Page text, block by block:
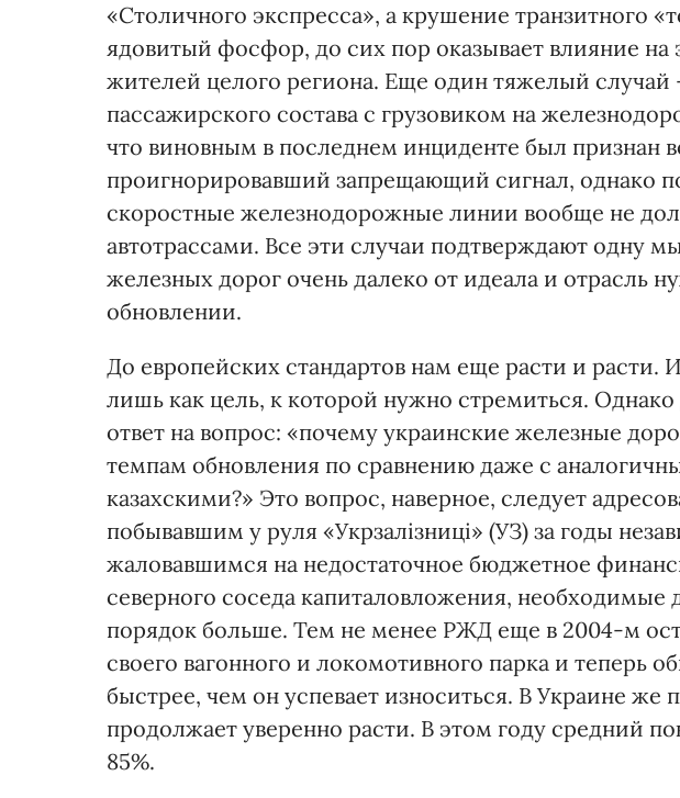
«Столичного экспресса», а крушение транзитного
ядовитый фосфор, до сих пор оказывает влияние на
жителей целого региона. Еще один тяжелый случай
пассажирского состава с грузовиком на
что виновным в последнем инциденте был признан
проигнорировавший запрещающий сигнал, однако
скоростные железнодорожные линии вообще не
автотрассами. Все эти случаи подтверждают одну
железных дорог очень далеко от идеала и отрасль
обновлении.
До европейских стандартов нам еще расти и расти.
лишь как цель, к которой нужно стремиться.
ответ на вопрос: «почему украинские железные
темпам обновления по сравнению даже с
казахскими?» Это вопрос, наверное, следует
побывавшим у руля «Укрзалізниці» (УЗ) за годы
жаловавшимся на недостаточное бюджетное
северного соседа капиталовложения, необходимые
порядок больше. Тем не менее РЖД еще в 2004-м
своего вагонного и локомотивного парка и теперь
быстрее, чем он успевает износиться. В Украине же
продолжает уверенно расти. В этом году средний
85%.